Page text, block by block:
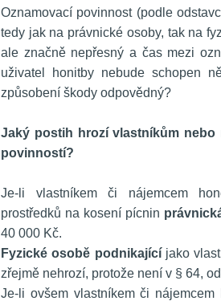
Oznamovací povinnost (podle
tedy jak na právnické osoby, tak na
ale značně nepřesný a čas mezi
uživatel honitby nebude schopen
způsobení škody odpovědný?
Jaký postih hrozí vlastníkům nebo
povinností?
Je-li vlastníkem či nájemcem
prostředků na kosení pícnin
40 000 Kč.
Fyzické osobě podnikající jako
zřejmě nehrozí, protože není v § 64,
Je-li ovšem vlastníkem či nájemcem